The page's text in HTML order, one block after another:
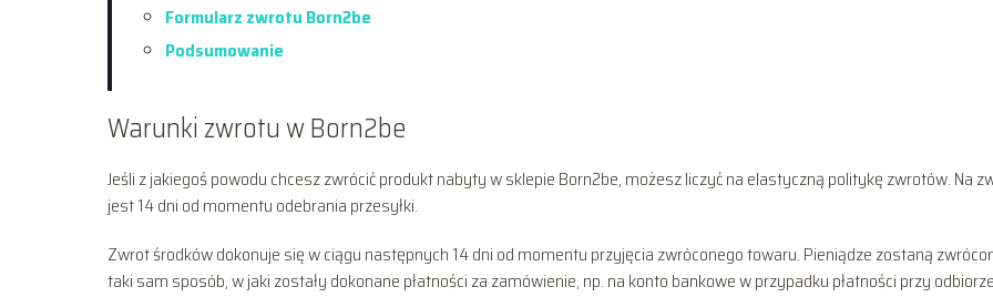
Formularz zwrotu Born2be
Podsumowanie
Warunki zwrotu w Born2be
Jeśli z jakiegoś powodu chcesz zwrócić produkt nabyty w sklepie Born2be, możesz liczyć na elastyczną politykę zwrotów. Na
jest 14 dni od momentu odebrania przesyłki.
Zwrot środków dokonuje się w ciągu następnych 14 dni od momentu przyjęcia zwróconego towaru. Pieniądze zostaną
taki sam sposób, w jaki zostały dokonane płatności za zamówienie, np. na konto bankowe w przypadku płatności przy